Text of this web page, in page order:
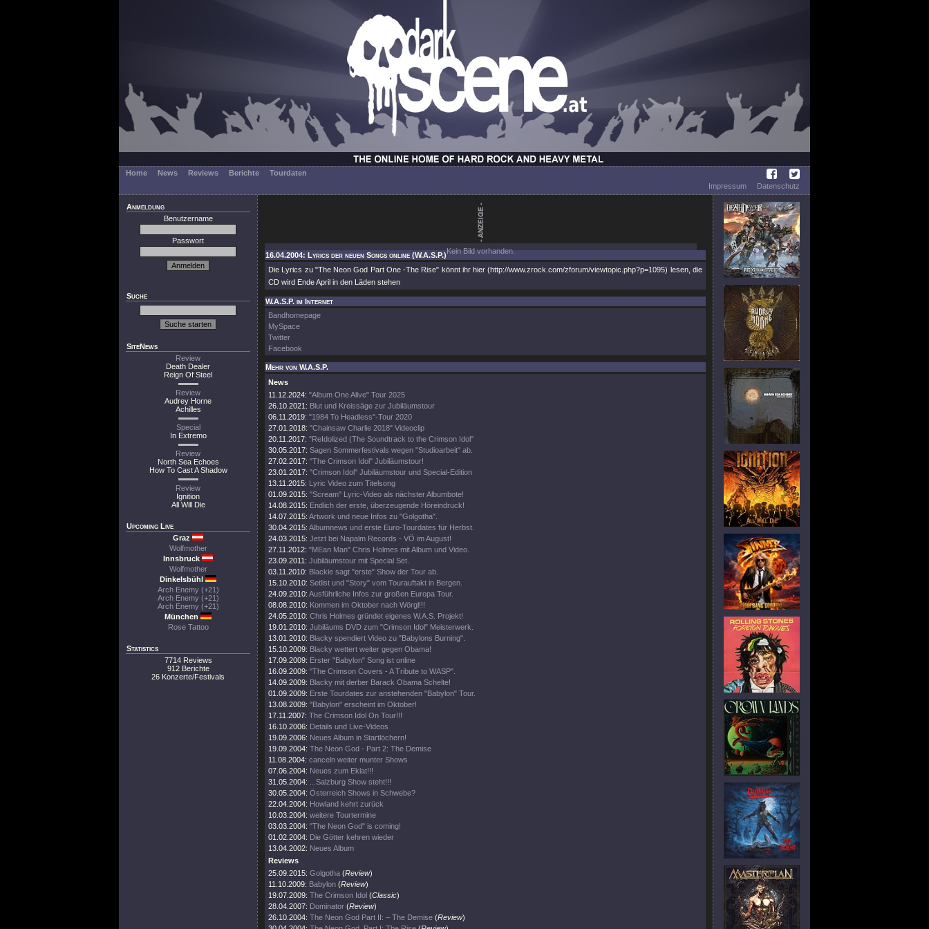
Home News Reviews Berichte
Tourdaten
Impressum
Datenschutz
Anmeldung
Benutzername
Passwort
Suche
SiteNews
Review
Death Dealer
Reign Of Steel
Review
Audrey Horne
Achilles
Special
In Extremo
Review
North Sea Echoes
How To Cast A Shadow
Review
Ignition
All Will Die
Upcoming Live
Graz
Wolfmother
Innsbruck
Wolfmother
Dinkelsbühl
Arch Enemy (+21)
Arch Enemy (+21)
Arch Enemy (+21)
München
Rose Tattoo
Statistics
7714 Reviews
912 Berichte
26 Konzerte/Festivals
Kein Bild vorhanden.
16.04.2004: Lyrics der neuen Songs online (W.A.S.P.)
Die Lyrics zu "The Neon God Part One -The Rise" könnt ihr hier (http://www.zrock.com/zforum/viewtopic.php?p=1095) lesen, die
CD wird Ende April in den Läden stehen
W.A.S.P. im Internet
Bandhomepage
MySpace
Twitter
Facebook
Mehr von W.A.S.P.
News
11.12.2024: "Album One Alive" Tour 2025
26.10.2021: Blut und Kreissäge zur Jubiläumstour
06.11.2019: "1984 To Headless"-Tour 2020
27.01.2018: "Chainsaw Charlie 2018" Videoclip
20.11.2017: "ReIdolized (The Soundtrack to the Crimson Idol"
30.05.2017: Sagen Sommerfestivals wegen "Studioarbeit" ab.
27.02.2017: "The Crimson Idol" Jubiläumstour!
23.01.2017: "Crimson Idol" Jubiläumstour und Special-Edition
13.11.2015: Lyric Video zum Titelsong
01.09.2015: "Scream" Lyric-Video als nächster Albumbote!
14.08.2015: Endlich der erste, überzeugende Höreindruck!
14.07.2015: Artwork und neue Infos zu "Golgotha".
30.04.2015: Albumnews und erste Euro-Tourdates für Herbst.
24.03.2015: Jetzt bei Napalm Records - VÖ im August!
27.11.2012: "MEan Man" Chris Holmes mit Album und Video.
23.09.2011: Jubiläumstour mit Special Set.
03.11.2010: Blackie sagt "erste" Show der Tour ab.
15.10.2010: Setlist und "Story" vom Tourauftakt in Bergen.
24.09.2010: Ausführliche Infos zur großen Europa Tour.
08.08.2010: Kommen im Oktober nach Wörgl!!!
24.05.2010: Chris Holmes gründet eigenes W.A.S. Projekt!
19.01.2010: Jubiläums DVD zum "Crimson Idol" Meisterwerk.
13.01.2010: Blacky spendiert Video zu "Babylons Burning".
15.10.2009: Blacky wettert weiter gegen Obama!
17.09.2009: Erster "Babylon" Song ist online
16.09.2009: "The Crimson Covers - A Tribute to WASP".
14.09.2009: Blacky mit derber Barack Obama Schelte!
01.09.2009: Erste Tourdates zur anstehenden "Babylon" Tour.
13.08.2009: "Babylon" erscheint im Oktober!
17.11.2007: The Crimson Idol On Tour!!!
16.10.2006: Details und Live-Videos
19.09.2006: Neues Album in Startlöchern!
19.09.2004: The Neon God - Part 2: The Demise
11.08.2004: canceln weiter munter Shows
07.06.2004: Neues zum Eklat!!!
31.05.2004:
...Salzburg Show steht!!!
30.05.2004: Österreich Shows in Schwebe?
22.04.2004: Howland kehrt zurück
10.03.2004: weitere Tourtermine
03.03.2004: "The Neon God" is coming!
01.02.2004: Die Götter kehren wieder
13.04.2002: Neues Album
Reviews
25.09.2015: Golgotha (Review)
11.10.2009: Babylon (Review)
19.07.2009: The Crimson Idol (Classic)
28.04.2007: Dominator (Review)
26.10.2004: The Neon God Part II: – The Demise (Review)